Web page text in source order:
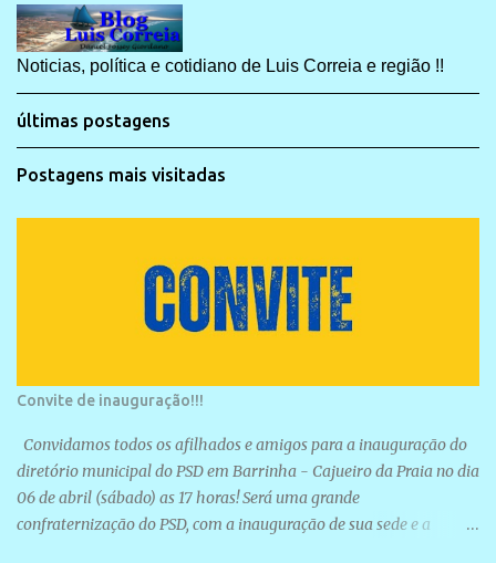
Noticias, política e cotidiano de Luis Correia e região !!
últimas postagens
Postagens mais visitadas
Convite de inauguração!!!
Convidamos todos os afilhados e amigos para a inauguração do
diretório municipal do PSD em Barrinha - Cajueiro da Praia no dia
06 de abril (sábado) as 17 horas! Será uma grande
confraternização do PSD, com a inauguração de sua sede e a